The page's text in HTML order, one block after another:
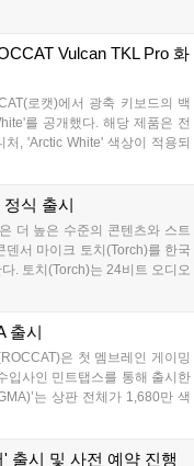
긋한 바이러스로부터 종
캣...
Vulcan TKL Pro 화
로캣)에서 광축 키보드의 백
를 공개했다. 해당 제품은 전
, 'Arctic White' 색상이 적용되
이며, 현재 글로벌 공식 홈페이
식 출시
더 높은 수준의 콘텐츠와 스트
서 마이크 토치(Torch)를 한국
. 토치(Torch)는 24비트 오디오
달을 하며, 조용한 속삭임부터
출시
은 첫 멤브레인 게이밍
입사인 민트탭스를 통해 출시한
는 상판 전체가 1,680만 색
보드로, 고품질 저소음의 멤브
출시 및 사전 예약 진행